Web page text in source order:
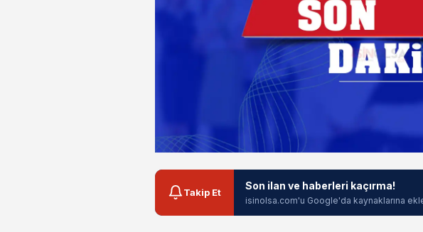
Takip Et
Son ilan ve haberleri kaçırma!
isinolsa.com'u Google'da kaynaklarına